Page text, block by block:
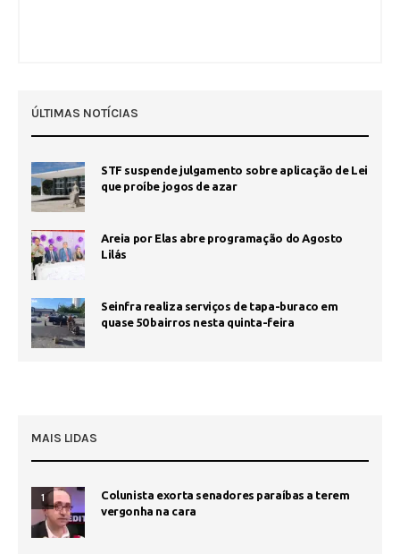
ÚLTIMAS NOTÍCIAS
STF suspende julgamento sobre aplicação de Lei
que proíbe jogos de azar
Areia por Elas abre programação do Agosto
Lilás
Seinfra realiza serviços de tapa-buraco em
quase 50 bairros nesta quinta-feira
MAIS LIDAS
1
Colunista exorta senadores paraíbas a terem
vergonha na cara